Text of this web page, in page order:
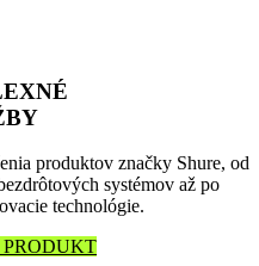
produktov značky Shure, od
systémov až po
technológie.